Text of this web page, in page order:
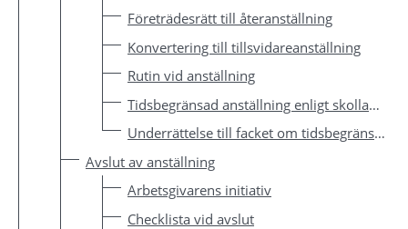
Företrädesrätt till återanställning
Konvertering till tillsvidareanställning
Rutin vid anställning
Tidsbegränsad anställning enligt skollagen
Underrättelse till facket om tidsbegränsad anställning
Avslut av anställning
Arbetsgivarens initiativ
Checklista vid avslut